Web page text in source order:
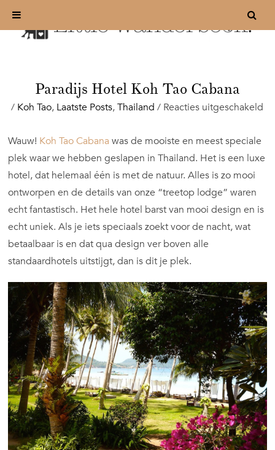
Paradijs Hotel Koh Tao Cabana
/ Koh Tao, Laatste Posts,Thailand / Reacties uitgeschakeld
Wauw! Koh Tao Cabana was de mooiste en meest speciale
plek waar we hebben geslapen in Thailand. Het is een luxe
hotel, dat helemaal één is met de natuur. Alles is zo mooi
ontworpen en de details van onze “treetop lodge” waren
echt fantastisch. Het hele hotel barst van mooi design en is
echt uniek. Als je iets speciaals zoekt voor de nacht, wat
betaalbaar is en dat qua design ver boven alle
standaardhotels uitstijgt, dan is dit je plek.